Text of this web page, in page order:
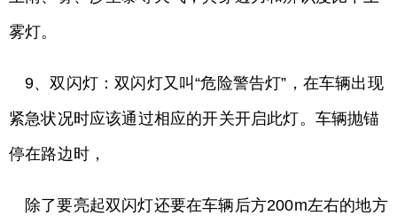
雾灯。
9、双闪灯：双闪灯又叫“危险警告灯”，在车辆出现
紧急状况时应该通过相应的开关开启此灯。车辆抛锚
停在路边时，
除了要亮起双闪灯还要在车辆后方200m左右的地方